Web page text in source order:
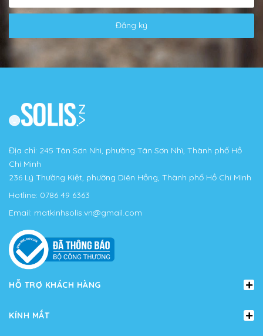
Đăng ký
Địa chỉ: 245 Tân Sơn Nhì, phường Tân Sơn Nhì, Thành phố Hồ
Chí Minh
236 Lý Thường Kiệt, phường Diên Hồng, Thành phố Hồ Chí Minh
Hotline: 0786 49 6363
Email: matkinhsolis.vn@gmail.com
HỖ TRỢ KHÁCH HÀNG
KÍNH MẮT